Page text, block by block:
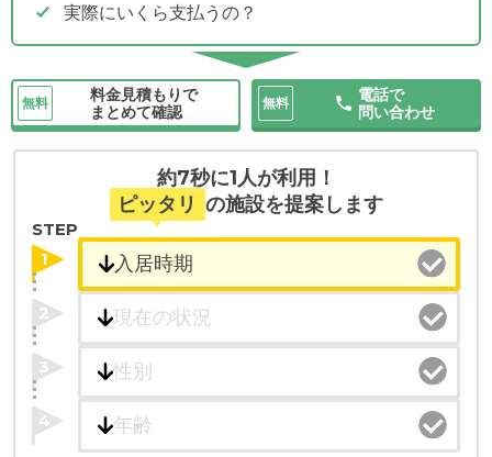
実際にいくら支払うの？
無料
料金見積もりで
まとめて確認
無料
電話で
問い合わせ
約7秒に1人が利用！
ピッタリ の施設を提案します
STEP
1
2
3
4